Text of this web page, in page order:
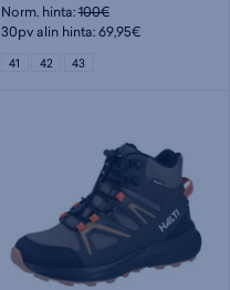
Norm. hinta:100€
30pv alin hinta: 69,95€
41 42 43